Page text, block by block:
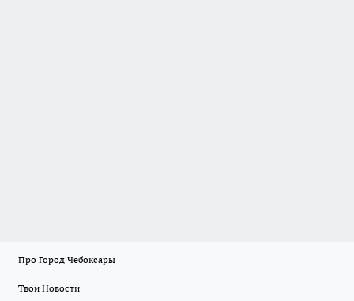
Про Город Чебоксары
Твои Новости